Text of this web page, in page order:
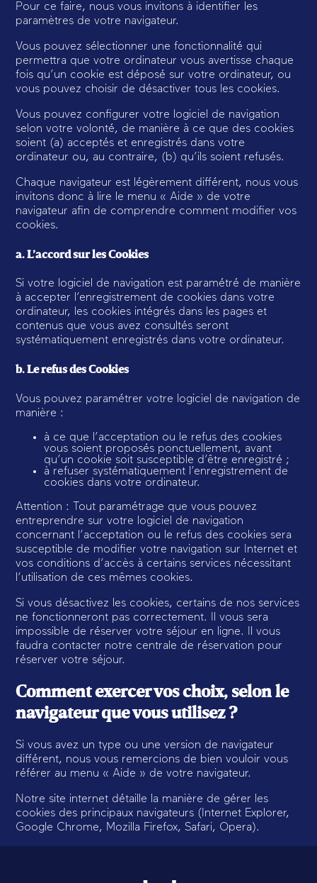
Pour ce faire, nous vous invitons à identifier les
paramètres de votre navigateur.
Vous pouvez sélectionner une fonctionnalité qui
permettra que votre ordinateur vous avertisse chaque
fois qu’un cookie est déposé sur votre ordinateur, ou
vous pouvez choisir de désactiver tous les cookies.
Vous pouvez configurer votre logiciel de navigation
selon votre volonté, de manière à ce que des cookies
soient (a) acceptés et enregistrés dans votre
ordinateur ou, au contraire, (b) qu’ils soient refusés.
Chaque navigateur est légèrement différent, nous vous
invitons donc à lire le menu « Aide » de votre
navigateur afin de comprendre comment modifier vos
cookies.
a. L’accord sur les Cookies
Si votre logiciel de navigation est paramétré de manière
à accepter l’enregistrement de cookies dans votre
ordinateur, les cookies intégrés dans les pages et
contenus que vous avez consultés seront
systématiquement enregistrés dans votre ordinateur.
b. Le refus des Cookies
Vous pouvez paramétrer votre logiciel de navigation de
manière :
à ce que l’acceptation ou le refus des cookies
vous soient proposés ponctuellement, avant
qu’un cookie soit susceptible d’être enregistré ;
à refuser systématiquement l’enregistrement de
cookies dans votre ordinateur.
Attention : Tout paramétrage que vous pouvez
entreprendre sur votre logiciel de navigation
concernant l’acceptation ou le refus des cookies sera
susceptible de modifier votre navigation sur Internet et
vos conditions d’accès à certains services nécessitant
l’utilisation de ces mêmes cookies.
Si vous désactivez les cookies, certains de nos services
ne fonctionneront pas correctement. Il vous sera
impossible de réserver votre séjour en ligne. Il vous
faudra contacter notre centrale de réservation pour
réserver votre séjour.
Comment exercer vos choix, selon le
navigateur que vous utilisez ?
Si vous avez un type ou une version de navigateur
différent, nous vous remercions de bien vouloir vous
référer au menu « Aide » de votre navigateur.
Notre site internet détaille la manière de gérer les
cookies des principaux navigateurs (Internet Explorer,
Google Chrome, Mozilla Firefox, Safari, Opera).